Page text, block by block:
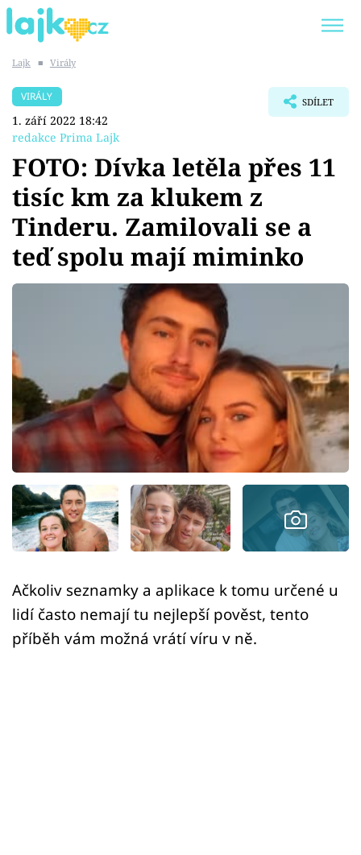
SHOPAHOLICADEL
Témata
Showbyznys
Youtubeři
Videa
Sledujte prima+
Přihlášení
Sledujte nás
Lajk ■ Virály
VIRÁLY
1. září 2022 18:42
redakce Prima Lajk
SDÍLET
FOTO: Dívka letěla přes 11
tisíc km za klukem z
Tinderu. Zamilovali se a
teď spolu mají miminko
Ačkoliv seznamky a aplikace k tomu určené u
lidí často nemají tu nejlepší pověst, tento
příběh vám možná vrátí víru v ně.